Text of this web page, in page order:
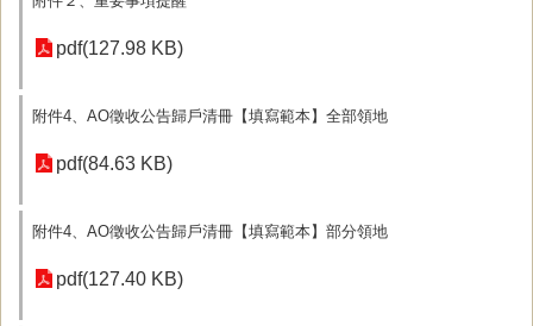
pdf(127.98 KB)
附件4、AO徵收公告歸戶清冊【填寫範本】全部領地
pdf(84.63 KB)
附件4、AO徵收公告歸戶清冊【填寫範本】部分領地
pdf(127.40 KB)